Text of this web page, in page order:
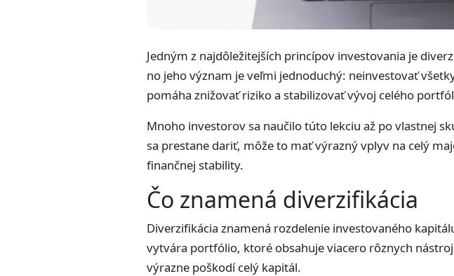
Jedným z najdôležitejších princípov investovania je
no jeho význam je veľmi jednoduchý: neinvestovať
pomáha znižovať riziko a stabilizovať vývoj celého
Mnoho investorov sa naučilo túto lekciu až po vlastnej
sa prestane dariť, môže to mať výrazný vplyv na celý
finančnej stability.
Čo znamená diverzifikácia
Diverzifikácia znamená rozdelenie investovaného
vytvára portfólio, ktoré obsahuje viacero rôznych
výrazne poškodí celý kapitál.